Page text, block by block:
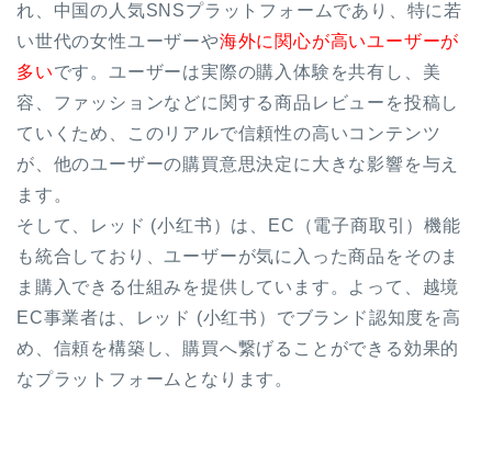
れ、中国の人気SNSプラットフォームであり、特に若
い世代の女性ユーザーや海外に関心が高いユーザーが
多いです。ユーザーは実際の購入体験を共有し、美
容、ファッションなどに関する商品レビューを投稿し
ていくため、このリアルで信頼性の高いコンテンツ
が、他のユーザーの購買意思決定に大きな影響を与え
ます。
そして、レッド (小红书）は、EC（電子商取引）機能
も統合しており、ユーザーが気に入った商品をそのま
ま購入できる仕組みを提供しています。よって、越境
EC事業者は、レッド (小红书）でブランド認知度を高
め、信頼を構築し、購買へ繋げることができる効果的
なプラットフォームとなります。